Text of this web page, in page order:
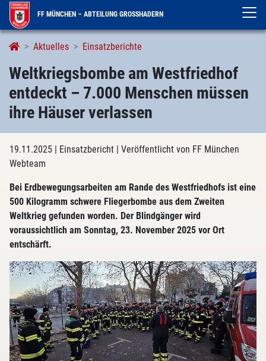
FF MÜNCHEN – ABTEILUNG GROSSHADERN
Aktuelles Einsatzberichte
Weltkriegsbombe am Westfriedhof
entdeckt – 7.000 Menschen müssen
ihre Häuser verlassen
19.11.2025 | Einsatzbericht | Veröffentlicht von FF München
Webteam
Bei Erdbewegungsarbeiten am Rande des Westfriedhofs ist eine
500 Kilogramm schwere Fliegerbombe aus dem Zweiten
Weltkrieg gefunden worden. Der Blindgänger wird
voraussichtlich am Sonntag, 23. November 2025 vor Ort
entschärft.